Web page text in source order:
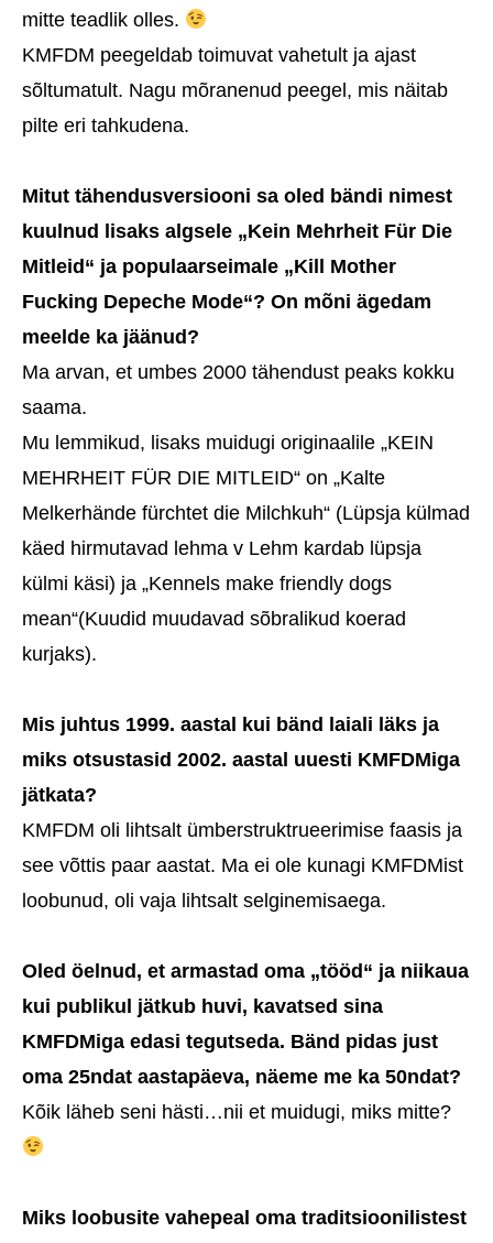
mitte teadlik olles.
KMFDM peegeldab toimuvat vahetult ja ajast
sõltumatult. Nagu mõranenud peegel, mis näitab
pilte eri tahkudena.
Mitut tähendusversiooni sa oled bändi nimest
kuulnud lisaks algsele „Kein Mehrheit Für Die
Mitleid“ ja populaarseimale „Kill Mother
Fucking Depeche Mode“? On mõni ägedam
meelde ka jäänud?
Ma arvan, et umbes 2000 tähendust peaks kokku
saama.
Mu lemmikud, lisaks muidugi originaalile „KEIN
MEHRHEIT FÜR DIE MITLEID“ on „Kalte
Melkerhände fürchtet die Milchkuh“ (Lüpsja külmad
käed hirmutavad lehma v Lehm kardab lüpsja
külmi käsi) ja „Kennels make friendly dogs
mean“(Kuudid muudavad sõbralikud koerad
kurjaks).
Mis juhtus 1999. aastal kui bänd laiali läks ja
miks otsustasid 2002. aastal uuesti KMFDMiga
jätkata?
KMFDM oli lihtsalt ümberstruktrueerimise faasis ja
see võttis paar aastat. Ma ei ole kunagi KMFDMist
loobunud, oli vaja lihtsalt selginemisaega.
Oled öelnud, et armastad oma „tööd“ ja niikaua
kui publikul jätkub huvi, kavatsed sina
KMFDMiga edasi tegutseda. Bänd pidas just
oma 25ndat aastapäeva, näeme me ka 50ndat?
Kõik läheb seni hästi…nii et muidugi, miks mitte?
Miks loobusite vahepeal oma traditsioonilistest